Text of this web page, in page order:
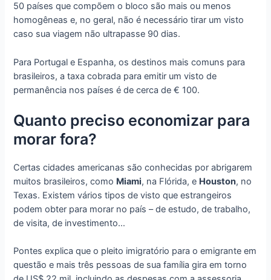
50 países que compõem o bloco são mais ou menos
homogêneas e, no geral, não é necessário tirar um visto
caso sua viagem não ultrapasse 90 dias.
Para Portugal e Espanha, os destinos mais comuns para
brasileiros, a taxa cobrada para emitir um visto de
permanência nos países é de cerca de € 100.
Quanto preciso economizar para
morar fora?
Certas cidades americanas são conhecidas por abrigarem
muitos brasileiros, como Miami, na Flórida, e Houston, no
Texas. Existem vários tipos de visto que estrangeiros
podem obter para morar no país – de estudo, de trabalho,
de visita, de investimento…
Pontes explica que o pleito imigratório para o emigrante em
questão e mais três pessoas de sua família gira em torno